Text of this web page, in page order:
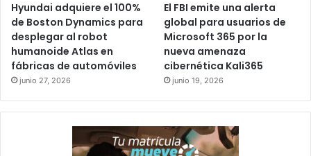
Hyundai adquiere el 100%
de Boston Dynamics para
desplegar al robot
humanoide Atlas en
fábricas de automóviles
junio 27, 2026
El FBI emite una alerta
global para usuarios de
Microsoft 365 por la
nueva amenaza
cibernética Kali365
junio 19, 2026